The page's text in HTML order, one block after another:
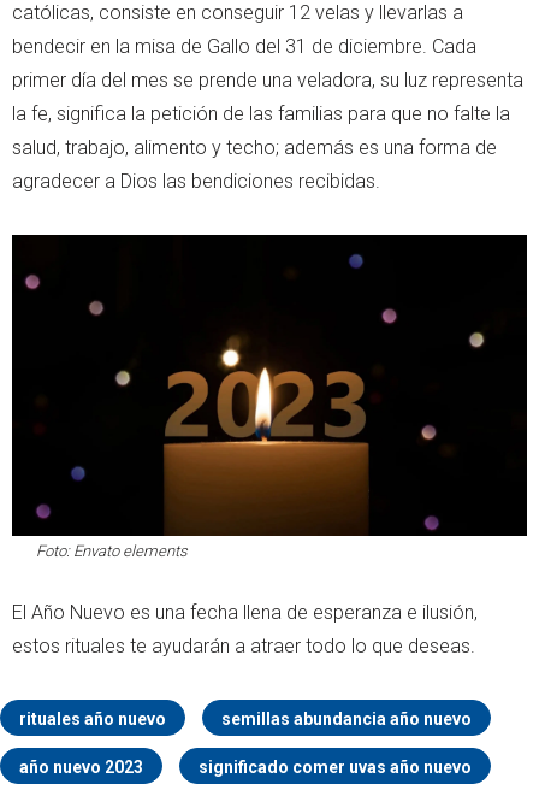
católicas, consiste en conseguir 12 velas y llevarlas a
bendecir en la misa de Gallo del 31 de diciembre. Cada
primer día del mes se prende una veladora, su luz representa
la fe, significa la petición de las familias para que no falte la
salud, trabajo, alimento y techo; además es una forma de
agradecer a Dios las bendiciones recibidas.
Foto: Envato elements
El Año Nuevo es una fecha llena de esperanza e ilusión,
estos rituales te ayudarán a atraer todo lo que deseas.
rituales año nuevo semillas abundancia año nuevo
año nuevo 2023 significado comer uvas año nuevo